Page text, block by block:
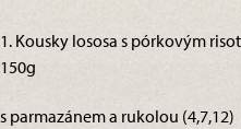
1. Kousky lososa s pórkovým
150g
s parmazánem a rukolou (4,7,12)